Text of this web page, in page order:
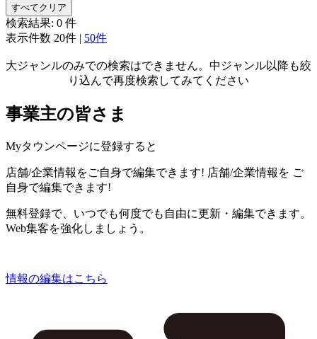
すべてクリア
検索結果: 0 件
表示件数 20件 | 50件
大ジャンルのみでの検索はできません。中ジャンル以降も絞
り込んで再度検索してみてください
事業主の皆さま
Myタウンページに登録すると
店舗/企業情報をご自身で編集できます! 店舗/企業情報を ご
自身で編集できます!
無料登録で、いつでも何度でも自由に更新・編集できます。
Web集客を強化しましょう。
情報の編集はこちら